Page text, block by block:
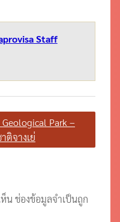
Staff
Park –
ติจางเย่
น ช่องข้อมูลจำเป็นถูก